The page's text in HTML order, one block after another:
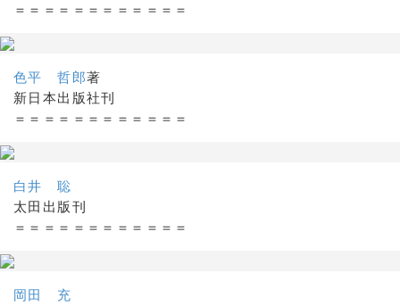
＝＝＝＝＝＝＝＝＝＝＝＝
色平 哲郎著
新日本出版社刊
＝＝＝＝＝＝＝＝＝＝＝＝
白井 聡
太田出版刊
＝＝＝＝＝＝＝＝＝＝＝＝
岡田 充